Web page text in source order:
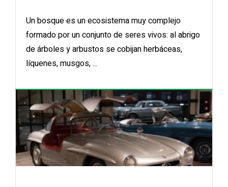
Un bosque es un ecosistema muy complejo
formado por un conjunto de seres vivos: al abrigo
de árboles y arbustos se cobijan herbáceas,
líquenes, musgos, ...